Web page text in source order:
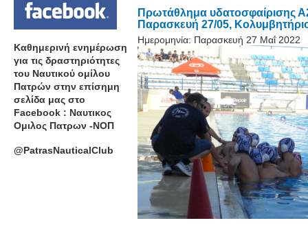
Καθημερινή ενημέρωση
για τις δραστηριότητες
του Ναυτικού ομίλου
Πατρών στην επίσημη
σελίδα μας στο
Facebook : Ναυτικος
Ομιλος Πατρων -ΝΟΠ
@PatrasNauticalClub
Πρωτάθλημα υδατοσφαίρισης
Παρασκευή 27/05,
Ημερομηνία: Παρασκευή 27 Μαΐ 2022